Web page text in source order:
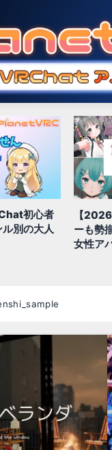
初心者
別の大人
【
ーも勢
女性ア